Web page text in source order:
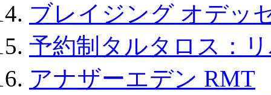
ブレイジング オデッ
予約制タルタロス：
アナザーエデン RMT